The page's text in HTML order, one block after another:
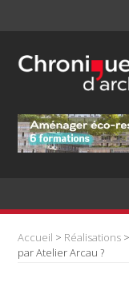
Accueil > Réalisations >
par Atelier Arcau ?